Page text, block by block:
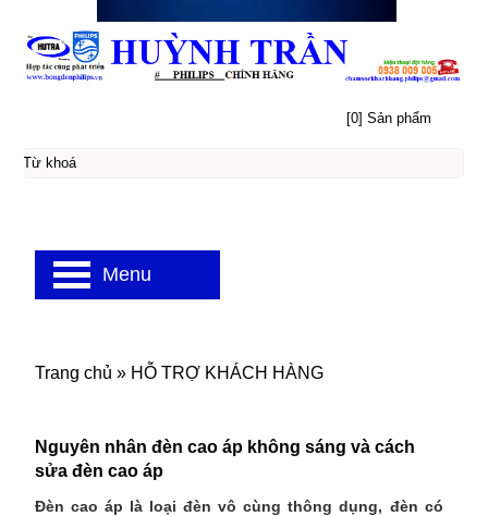
Nguyên nhân đèn cao áp không sáng và cách
sửa đèn cao áp
Đèn cao áp là loại đèn vô cùng thông dụng, đèn có
Trang chủ » HỖ TRỢ KHÁCH HÀNG
[0] Sản phẩm
Menu